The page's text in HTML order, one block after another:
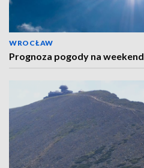
WROCŁAW
Prognoza pogody na weekend